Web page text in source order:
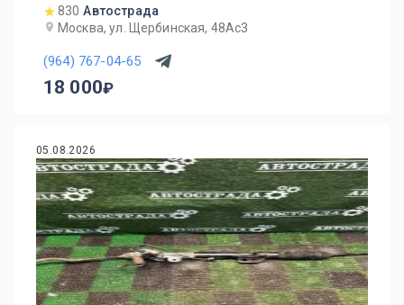
830 Автострада
Москва, ул. Щербинская, 48Ас3
(964) 767-04-65
18 000
05.08.2026